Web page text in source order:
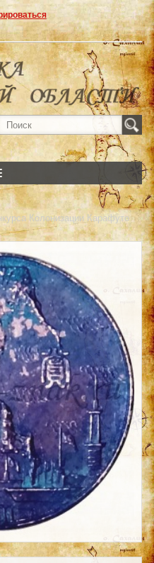
Колонизации Карафуто